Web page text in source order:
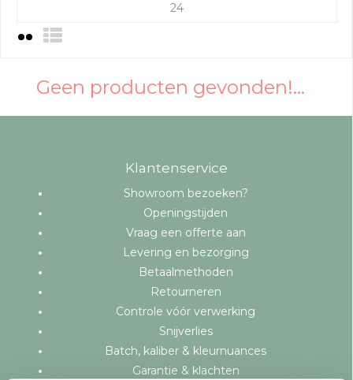
24
Geen producten gevonden!...
Klantenservice
Showroom bezoeken?
Openingstijden
Vraag een offerte aan
Levering en bezorging
Betaalmethoden
Retourneren
Controle vóór verwerking
Snijverlies
Batch, kaliber & kleurnuances
Garantie & klachten